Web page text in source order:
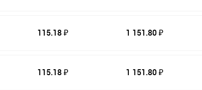
115.18 ₽ 1 151.80 ₽
115.18 ₽ 1 151.80 ₽